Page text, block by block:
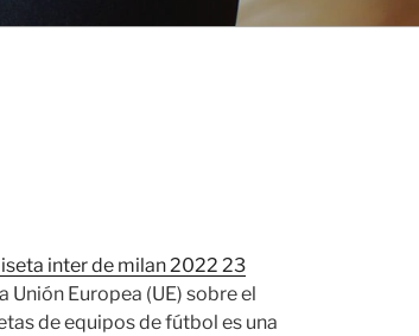
inter de milan 2022 23
Unión Europea (UE) sobre el
de equipos de fútbol es una